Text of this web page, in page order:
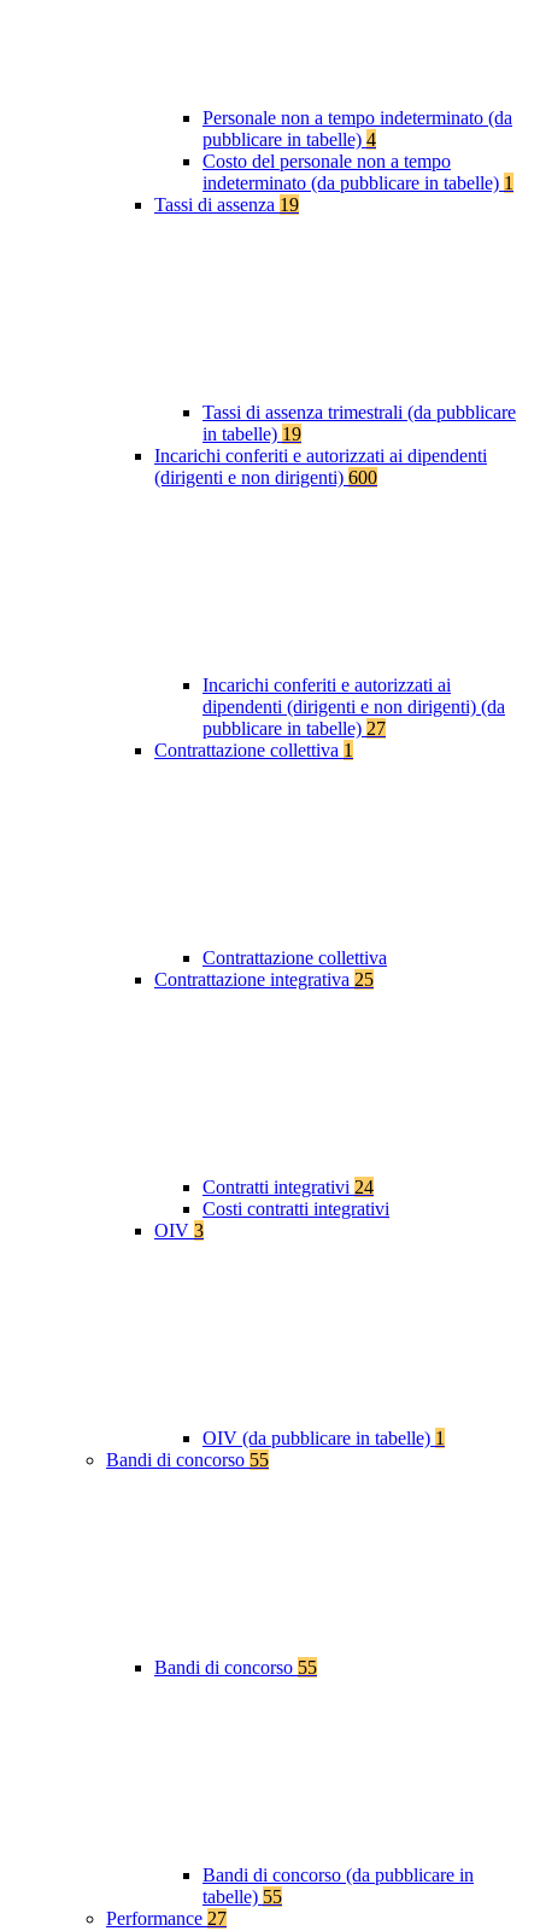
Personale non a tempo indeterminato (da
pubblicare in tabelle) 4
Costo del personale non a tempo
indeterminato (da pubblicare in tabelle) 1
Tassi di assenza 19
Tassi di assenza trimestrali (da pubblicare
in tabelle) 19
Incarichi conferiti e autorizzati ai dipendenti
(dirigenti e non dirigenti) 600
Incarichi conferiti e autorizzati ai
dipendenti (dirigenti e non dirigenti) (da
pubblicare in tabelle) 27
Contrattazione collettiva 1
Contrattazione collettiva
Contrattazione integrativa 25
Contratti integrativi 24
Costi contratti integrativi
OIV 3
OIV (da pubblicare in tabelle) 1
Bandi di concorso 55
Bandi di concorso 55
Bandi di concorso (da pubblicare in
tabelle) 55
Performance 27